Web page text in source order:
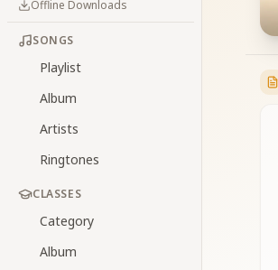
Offline Downloads
SONGS
Playlist
Album
Artists
Ringtones
CLASSES
Category
Album